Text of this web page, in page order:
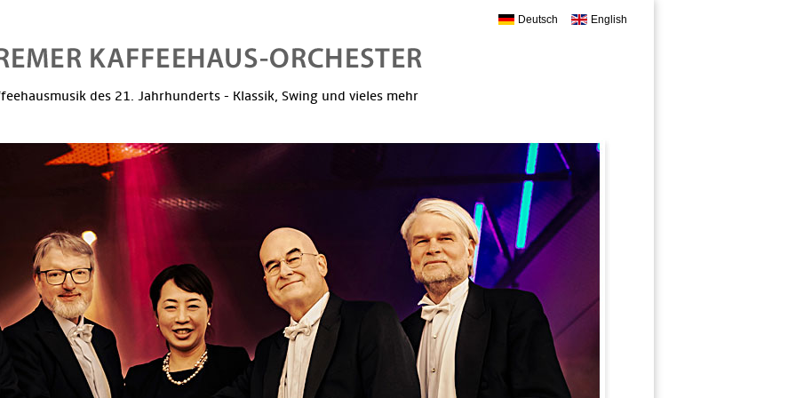
Deutsch English
des 21. Jahrhunderts - Klassik, Swing und vieles mehr